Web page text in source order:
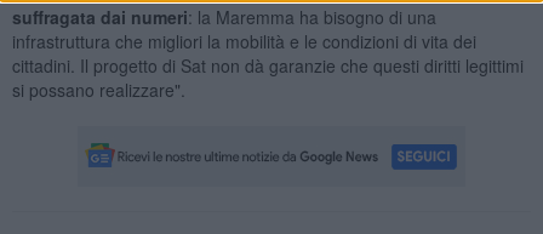
suffragata dai numeri: la Maremma ha bisogno di una
infrastruttura che migliori la mobilità e le condizioni di vita dei
cittadini. Il progetto di Sat non dà garanzie che questi diritti legittimi
si possano realizzare".